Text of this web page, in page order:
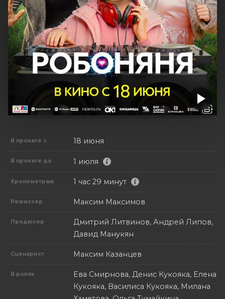
В прокате с 18 июня
В прокате до 1 июля
Хронометраж 1 час 29 минут
Режиссер Максим Максимов
Продюсер
Дмитрий Литвинов, Андрей Липов,
Давид Манукян
Сценарист Максим Казанцев
В ролях
Ева Смирнова, Денис Кукояка, Елена
Кукояка, Василиса Кукояка, Милана